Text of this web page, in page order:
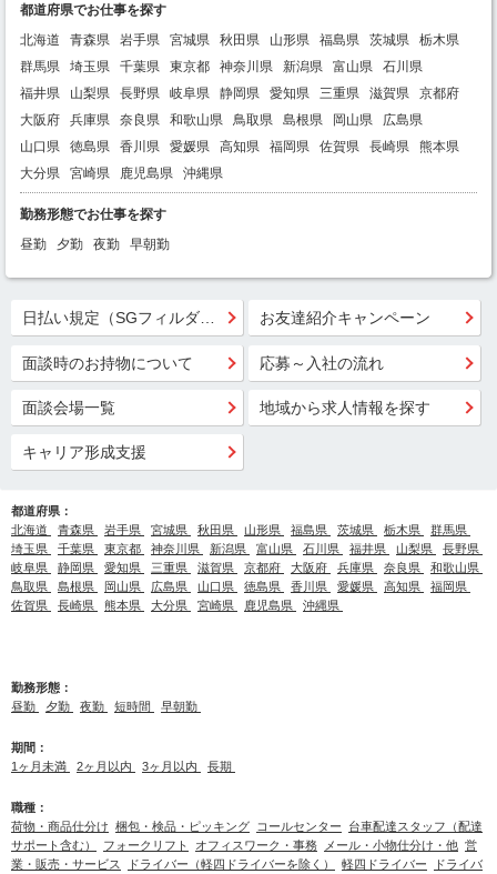
都道府県でお仕事を探す
北海道
青森県 岩手県 宮城県 秋田県 山形県 福島県 茨城県
栃木県
群馬県
埼玉県 千葉県 東京都 神奈川県 新潟県 富山県
石川県
福井県
山梨県 長野県 岐阜県 静岡県 愛知県 三重県 滋賀県
京都府
大阪府
兵庫県 奈良県 和歌山県 鳥取県 島根県 岡山県
広島県
山口県
徳島県 香川県 愛媛県 高知県 福岡県 佐賀県 長崎県
熊本県
大分県
宮崎県 鹿児島県 沖縄県
勤務形態でお仕事を探す
昼勤
夕勤 夜勤 早朝勤
日払い規定（SGフィルダー） お友達紹介キャンペーン
面談時のお持物について 応募～入社の流れ
面談会場一覧 地域から求人情報を探す
キャリア形成支援
都道府県：
北海道
青森県 岩手県 宮城県 秋田県 山形県 福島県 茨城県 栃木県
群馬県
埼玉県
千葉県 東京都 神奈川県 新潟県 富山県 石川県 福井県 山梨県
長野県
岐阜県
静岡県 愛知県 三重県 滋賀県 京都府 大阪府 兵庫県 奈良県
和歌山県
鳥取県
島根県 岡山県 広島県 山口県 徳島県 香川県 愛媛県 高知県
福岡県
佐賀県
長崎県 熊本県 大分県 宮崎県 鹿児島県 沖縄県
勤務形態：
昼勤
夕勤 夜勤 短時間 早朝勤
期間：
1ヶ月未満
2ヶ月以内 3ヶ月以内 長期
職種：
荷物・商品仕分け 梱包・検品・ピッキング コールセンター
台車配達スタッフ（配達
サポート含む）
フォークリフト オフィスワーク・事務 メール・小物仕分け・他 営
業・販売・サービス
ドライバー（軽四ドライバーを除く） 軽四ドライバー ドライバ